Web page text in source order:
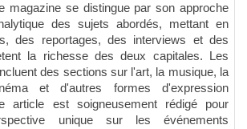
magazine se distingue par son approche
des sujets abordés, mettant en
des reportages, des interviews et des
la richesse des deux capitales. Les
des sections sur l'art, la musique, la
et d'autres formes d'expression
article est soigneusement rédigé pour
unique sur les événements